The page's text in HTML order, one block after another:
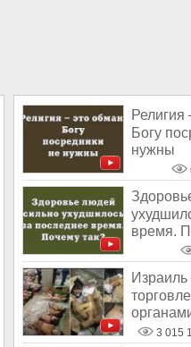
Религия
Богу
нужны
время.
3 015